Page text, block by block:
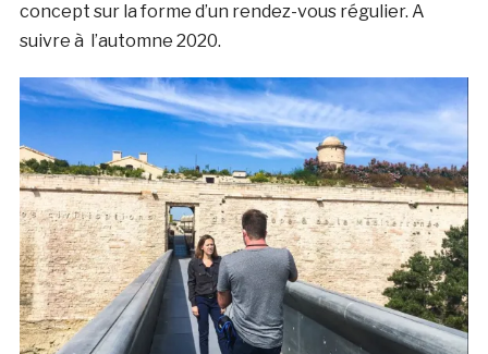
concept sur la forme d’un rendez-vous régulier. A
suivre à l’automne 2020.